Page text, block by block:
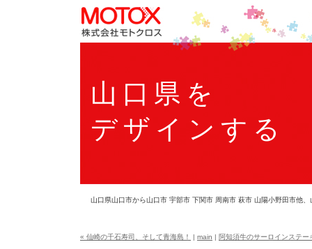
山口県を
デザインする
山口県山口市から山口市 宇部市 下関市 周南市 萩市 山陽小野田市他
« 仙崎の千石寿司、そして青海島！ | main | 阿知須牛のサーロインステー